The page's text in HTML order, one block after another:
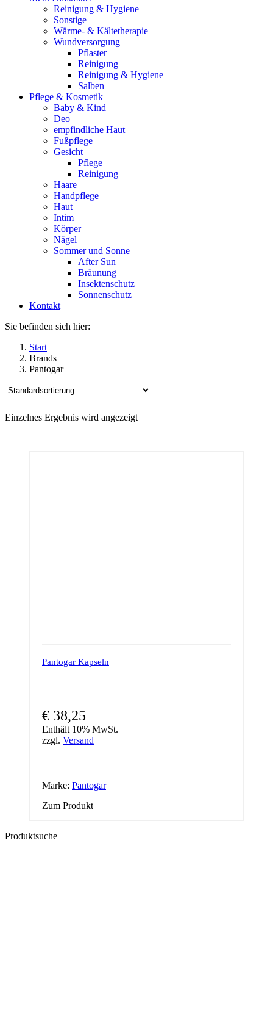
Reinigung & Hygiene
Sonstige
Wärme- & Kältetherapie
Wundversorgung
Pflaster
Reinigung
Reinigung & Hygiene
Salben
Pflege & Kosmetik
Baby & Kind
Deo
empfindliche Haut
Fußpflege
Gesicht
Pflege
Reinigung
Haare
Handpflege
Haut
Intim
Körper
Nägel
Sommer und Sonne
After Sun
Bräunung
Insektenschutz
Sonnenschutz
Kontakt
Sie befinden sich hier:
Start
Brands
Pantogar
Einzelnes Ergebnis wird angezeigt
Pantogar Kapseln
€ 38,25
Enthält 10% MwSt.
zzgl. Versand
Marke: Pantogar
Zum Produkt
Produktsuche